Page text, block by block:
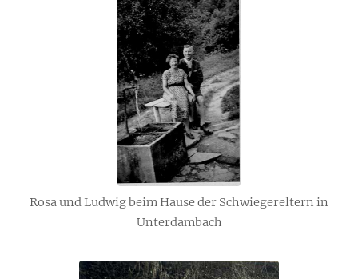
Rosa und Ludwig beim Hause der Schwiegereltern in
Unterdambach